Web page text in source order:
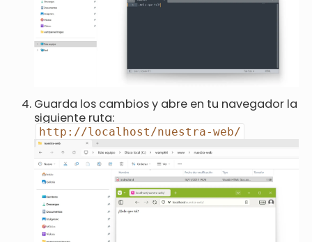
Guarda los cambios y abre en tu navegador la
siguiente ruta:
http://localhost/nuestra-web/